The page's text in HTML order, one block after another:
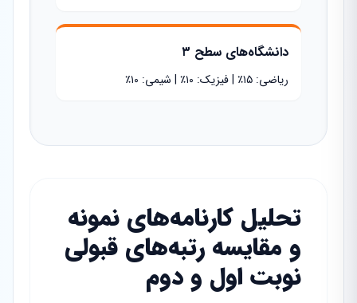
دانشگاه‌های سطح ۳
ریاضی: ۱۵٪ | فیزیک: ۱۰٪ | شیمی: ۱۰٪
تحلیل کارنامه‌های نمونه
و مقایسه رتبه‌های قبولی
نوبت اول و دوم